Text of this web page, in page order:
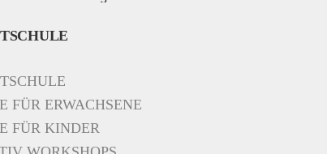
FÜR ERWACHSENE
FÜR KINDER